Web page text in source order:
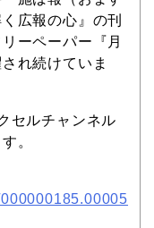
広報の心』の刊
ーペーパー『月
れ続けていま
セルチャンネル
。